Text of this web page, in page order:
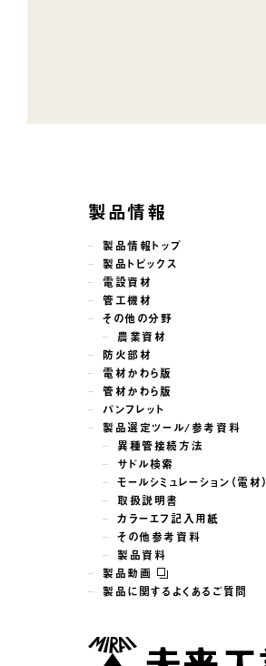
製品情報
製品情報トップ
製品トピックス
電設資材
管工機材
その他の分野
農業資材
防火部材
電材かわら版
管材かわら版
パンフレット
製品選定ツール/参考資料
異種管接続方法
サドル検索
モールシミュレーション（電材）
取扱説明書
カラーエフ記入用紙
その他参考資料
製品資料
製品動画
製品に関するよくあるご質問